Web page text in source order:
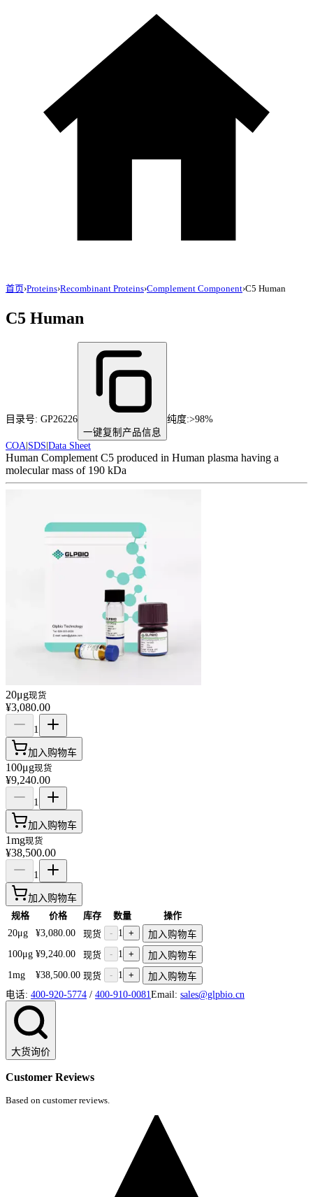
首页›Proteins›Recombinant Proteins›Complement Component›C5 Human
C5 Human
目录号: GP26226
一键复制产品信息
纯度:>98%
COA SDS Data Sheet
Human Complement C5 produced in Human plasma having a
molecular mass of 190 kDa
20μg现货
¥3,080.00
1
加入购物车
100μg现货
¥9,240.00
1
加入购物车
1mg现货
¥38,500.00
1
加入购物车
规格 价格 库存 数量
操作
20μg
¥3,080.00 现货 - 1 +
加入购物车
100μg ¥9,240.00 现货 - 1 +
加入购物车
1mg
¥38,500.00 现货 - 1 +
加入购物车
电话: 400-920-5774 / 400-910-0081 Email: sales@glpbio.cn
大货询价
Customer Reviews
Based on customer reviews.